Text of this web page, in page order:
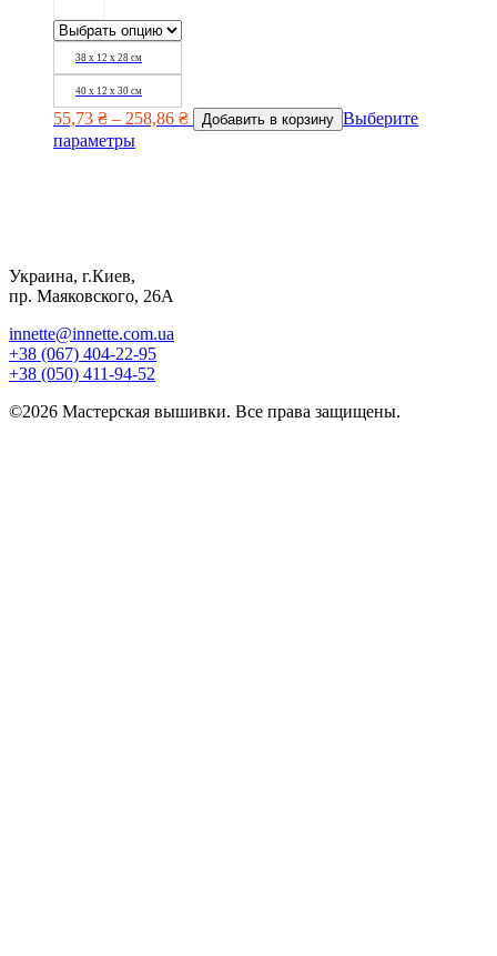
38 х 12 х 28 см
40 х 12 х 30 см
55,73 ₴ – 258,86 ₴ Добавить в корзину Выберите
параметры
Украина, г.Киев,
пр. Маяковского, 26А
innette@innette.com.ua
+38 (067) 404-22-95
+38 (050) 411-94-52
©2026 Мастерская вышивки. Все права защищены.